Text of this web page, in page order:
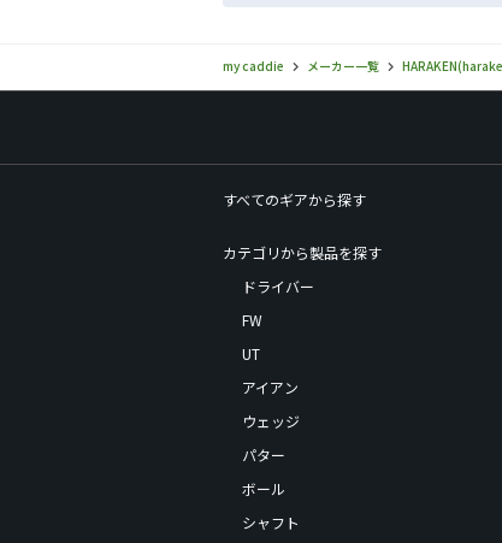
my caddie メーカー一覧
すべてのギアから探す
カテゴリから製品を探す
ドライバー
FW
UT
アイアン
ウェッジ
パター
ボール
シャフト